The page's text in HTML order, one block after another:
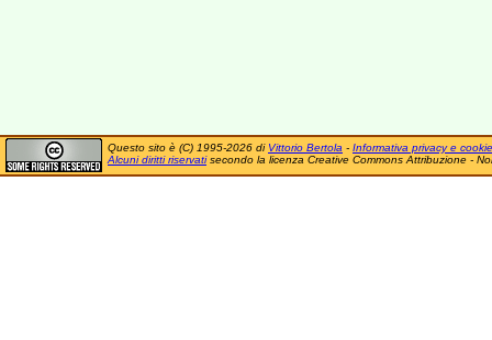
Questo sito è (C) 1995-2026 di Vittorio Bertola - Informativa privacy e cookie
Alcuni diritti riservatisecondo la licenza Creative Commons Attribuzione -